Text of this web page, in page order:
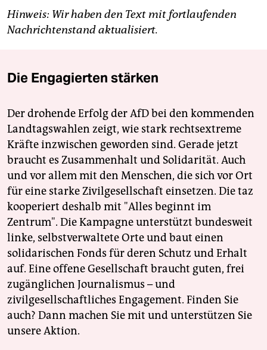
Hinweis: Wir haben den Text mit fortlaufenden
Nachrichtenstand aktualisiert.
Die Engagierten stärken
Der drohende Erfolg der AfD bei den kommenden
Landtagswahlen zeigt, wie stark rechtsextreme
Kräfte inzwischen geworden sind. Gerade jetzt
braucht es Zusammenhalt und Solidarität. Auch
und vor allem mit den Menschen, die sich vor Ort
für eine starke Zivilgesellschaft einsetzen. Die taz
kooperiert deshalb mit "Alles beginnt im
Zentrum". Die Kampagne unterstützt bundesweit
linke, selbstverwaltete Orte und baut einen
solidarischen Fonds für deren Schutz und Erhalt
auf. Eine offene Gesellschaft braucht guten, frei
zugänglichen Journalismus – und
zivilgesellschaftliches Engagement. Finden Sie
auch? Dann machen Sie mit und unterstützen Sie
unsere Aktion.